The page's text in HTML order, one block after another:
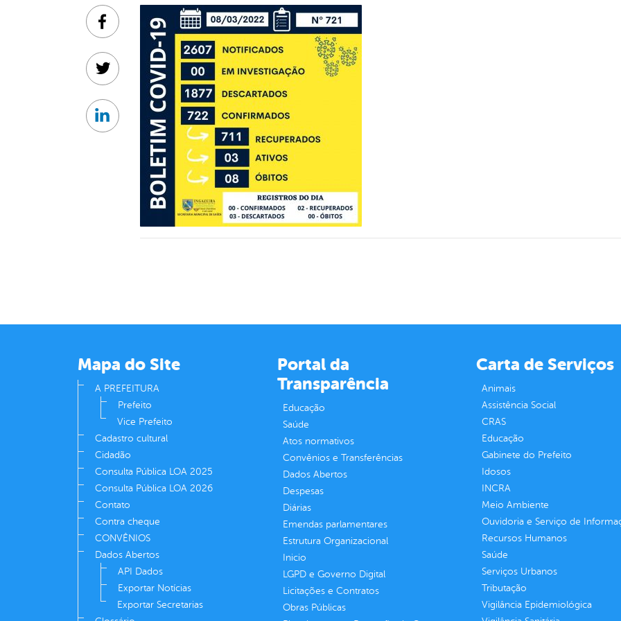
Facebook
Twitter
Linkedin
Mapa do Site
A PREFEITURA
Prefeito
Vice Prefeito
Cadastro cultural
Cidadão
Consulta Pública LOA 2025
Consulta Pública LOA 2026
Contato
Contra cheque
CONVÊNIOS
Dados Abertos
API Dados
Exportar Notícias
Exportar Secretarias
Portal da
Transparência
Educação
Saúde
Atos normativos
Convênios e Transferências
Dados Abertos
Despesas
Diárias
Emendas parlamentares
Estrutura Organizacional
Inicio
LGPD e Governo Digital
Licitações e Contratos
Obras Públicas
Carta de Serviços
Animais
Assistência Social
CRAS
Educação
Gabinete do Prefeito
Idosos
INCRA
Meio Ambiente
Ouvidoria e Serviço de
Recursos Humanos
Saúde
Serviços Urbanos
Tributação
Vigilância Epidemiológica